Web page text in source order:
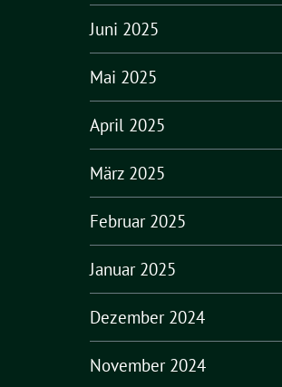
Juni 2025
Mai 2025
April 2025
März 2025
Februar 2025
Januar 2025
Dezember 2024
November 2024